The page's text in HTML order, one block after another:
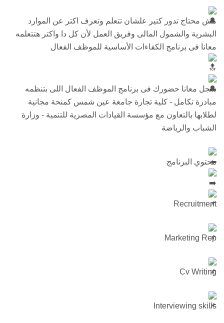
مش محتاج تدور كتير علشان تتعلم وتعرف اكتر عن الموارد
البشرية والشمول المالى وفريق العمل لأن كل دا واكتر هتتعلمه
معانا فى برنامج الكفاءات الأساسية للموظف الفعال
سجل معانا حضورك فى برنامج الموظف الفعال اللى بتنظمه
مبادرة تكامل - كلية تجارة جامعة عين شمس كمنحة مجانية
لطلابها بالتعاون مع مؤسسة القيادات المصرية للتنمية - وزارة
الشباب والرياضة
محتوي البرنامج
Recruitment
Marketing Rep
Cv Writing
Interviewing skills